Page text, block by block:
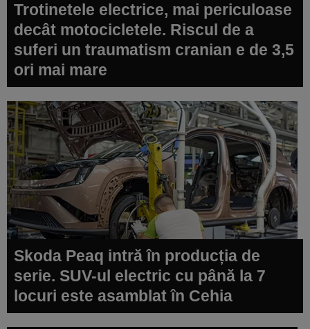
Trotinetele electrice, mai periculoase
decât motocicletele. Riscul de a
suferi un traumatism cranian e de 3,5
ori mai mare
Skoda Peaq intră în producția de
serie. SUV-ul electric cu până la 7
locuri este asamblat în Cehia